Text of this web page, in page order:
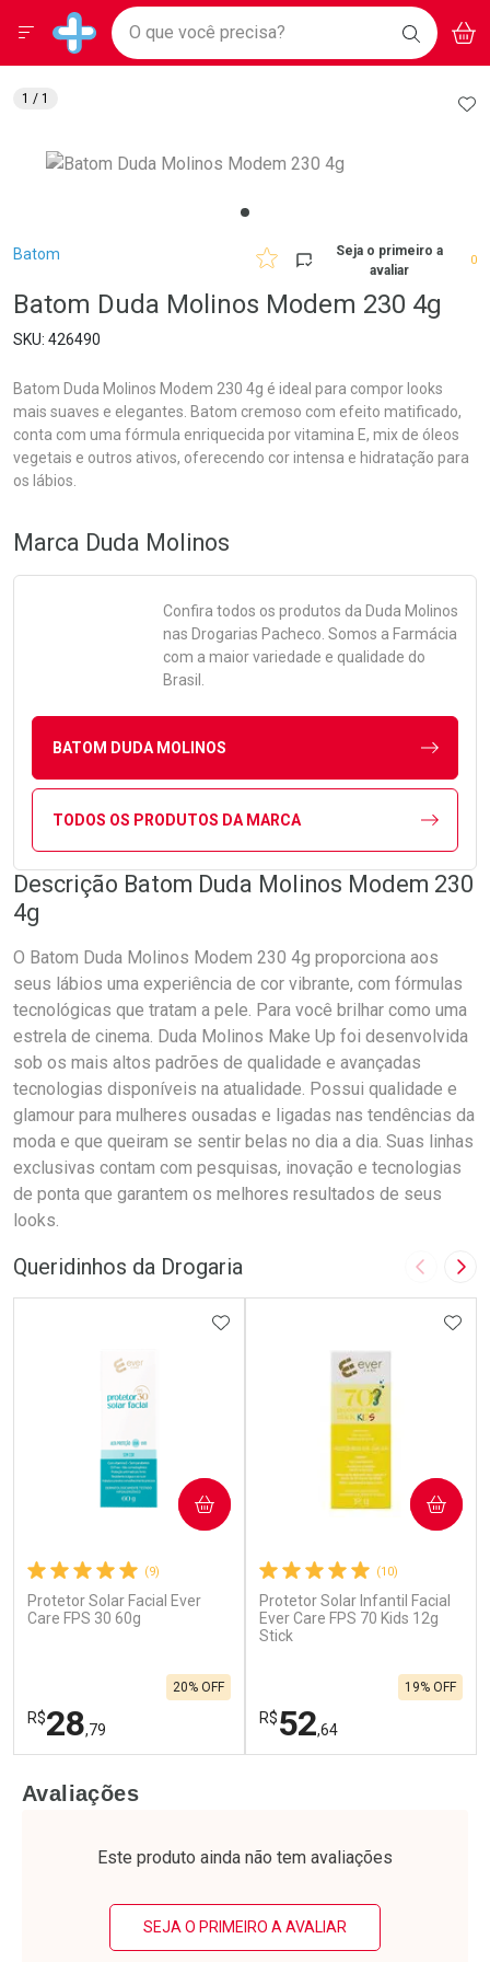
Drogarias Pacheco
Baixe nosso APP e aproveite Ofertas Exclusivas!
BAIXE
O APP
Ir direto para a home
pela página
Ir direto para o conteúdo
Ir direto para a busca
Ir direto para a conta
Ir direto para a notificações
Ir direto para o carrinho
Faça a sua busca
O que você precisa? BUSCAR
Menu
Breadcrumb
Batom
Seja o primeiro a
avaliar
0
Batom Duda Molinos Modem 230 4g
426490
Batom Duda Molinos Modem 230 4g é ideal para compor looks
mais suaves e elegantes. Batom cremoso com efeito matificado,
conta com uma fórmula enriquecida por vitamina E, mix de óleos
vegetais e outros ativos, oferecendo cor intensa e hidratação para
os lábios.
1 / 1
Marca Duda Molinos
Confira todos os produtos da Duda Molinos
nas Drogarias Pacheco. Somos a Farmácia
com a maior variedade e qualidade do
Brasil.
BATOM DUDA MOLINOS
TODOS OS PRODUTOS DA MARCA
Descrição Batom Duda Molinos Modem 230
4g
O Batom Duda Molinos Modem 230 4g proporciona aos
seus lábios uma experiência de cor vibrante, com fórmulas
tecnológicas que tratam a pele. Para você brilhar como uma
estrela de cinema. Duda Molinos Make Up foi desenvolvida
sob os mais altos padrões de qualidade e avançadas
tecnologias disponíveis na atualidade. Possui qualidade e
glamour para mulheres ousadas e ligadas nas tendências da
moda e que queiram se sentir belas no dia a dia. Suas linhas
exclusivas contam com pesquisas, inovação e tecnologias
de ponta que garantem os melhores resultados de seus
looks.
Queridinhos da Drogaria Imagem
(9)
Protetor Solar Facial Ever
Care FPS 30 60g
R$28,79
20% OFF
ADICIONAR AOS FAVORITOS
COMPRAR
Laboratório
Por Menos
(10)
Protetor Solar Infantil Facial
Ever Care FPS 70 Kids 12g
Stick
R$52,64
19% OFF
COMPRAR
Laboratório
Por Menos
Avaliações
Este produto ainda não tem avaliações
SEJA O PRIMEIRO A AVALIAR